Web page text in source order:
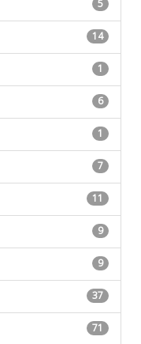
5
14
1
6
1
7
11
9
9
37
71